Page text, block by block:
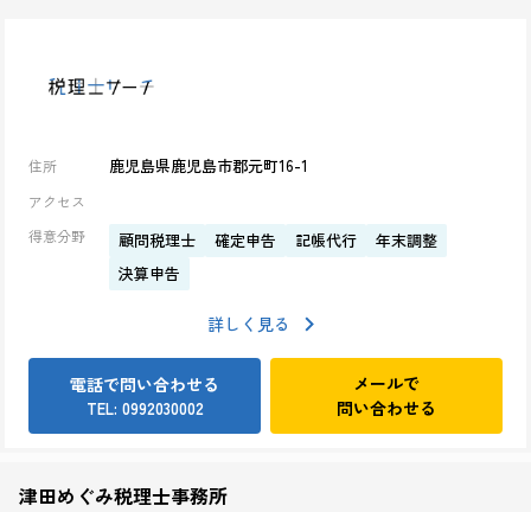
住所 鹿児島県鹿児島市郡元町16-1
アクセス
得意分野
顧問税理士 確定申告 記帳代行
年末調整
決算申告
詳しく見る
電話で問い合わせる
TEL: 0992030002
メールで
問い合わせる
津田めぐみ税理士事務所